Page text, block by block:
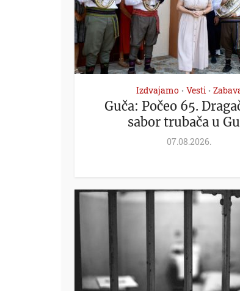
Izdvajamo • Vesti •
Guča: Počeo 65.
sabor trubača u
07.08.2026.